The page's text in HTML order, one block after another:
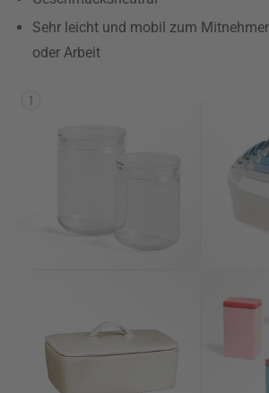
Sehr leicht und mobil zum
oder Arbeit